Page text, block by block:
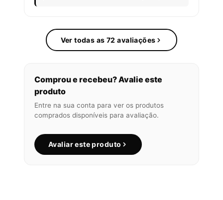
Ver todas as 72 avaliações
Comprou e recebeu? Avalie este
produto
Entre na sua conta para ver os produtos
comprados disponíveis para avaliação.
Avaliar este produto